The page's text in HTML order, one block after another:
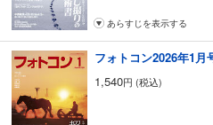
あらすじを表示する
フォトコン2026年1月
1,540円 (税込)